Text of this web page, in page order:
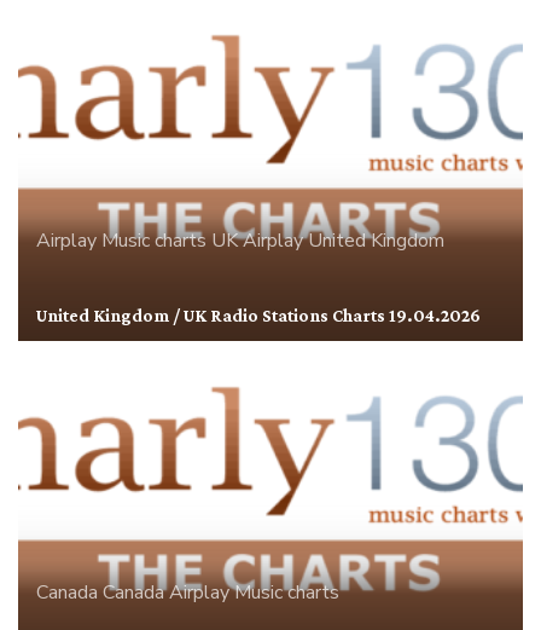
AirplayMusic chartsUK AirplayUnited Kingdom
United Kingdom / UK Radio Stations Charts 19.04.2026
CanadaCanada AirplayMusic charts